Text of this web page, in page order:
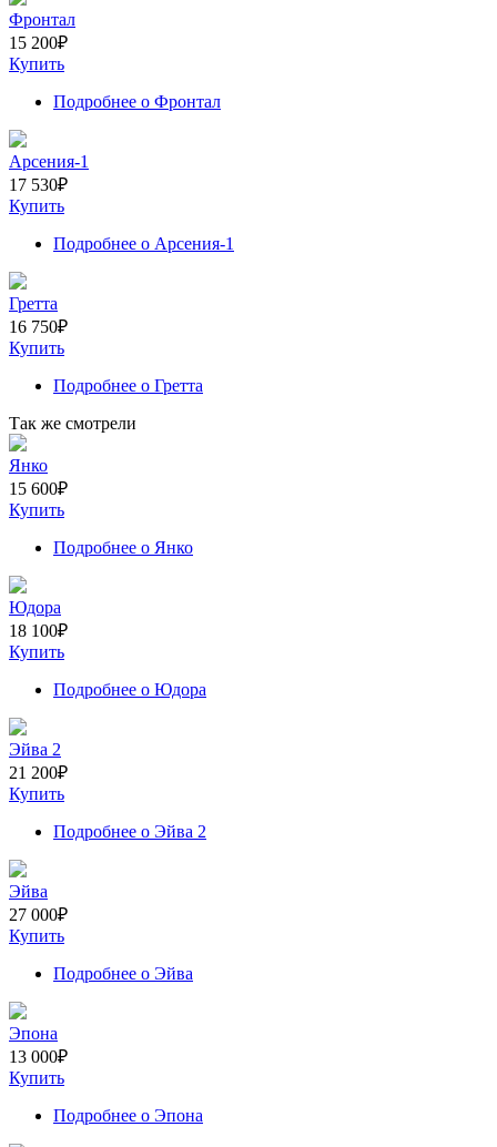
Фронтал
15 200₽
Купить
Подробнее о Фронтал
Арсения-1
17 530₽
Купить
Подробнее о Арсения-1
Гретта
16 750₽
Купить
Подробнее о Гретта
Так же смотрели
Янко
15 600₽
Купить
Подробнее о Янко
Юдора
18 100₽
Купить
Подробнее о Юдора
Эйва 2
21 200₽
Купить
Подробнее о Эйва 2
Эйва
27 000₽
Купить
Подробнее о Эйва
Эпона
13 000₽
Купить
Подробнее о Эпона